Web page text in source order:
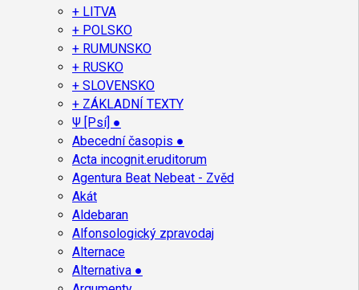
+ LITVA
+ POLSKO
+ RUMUNSKO
+ RUSKO
+ SLOVENSKO
+ ZÁKLADNÍ TEXTY
Ψ [Psí] ●
Abecední časopis ●
Acta incognit.eruditorum
Agentura Beat Nebeat - Zvěd
Akát
Aldebaran
Alfonsologický zpravodaj
Alternace
Alternativa ●